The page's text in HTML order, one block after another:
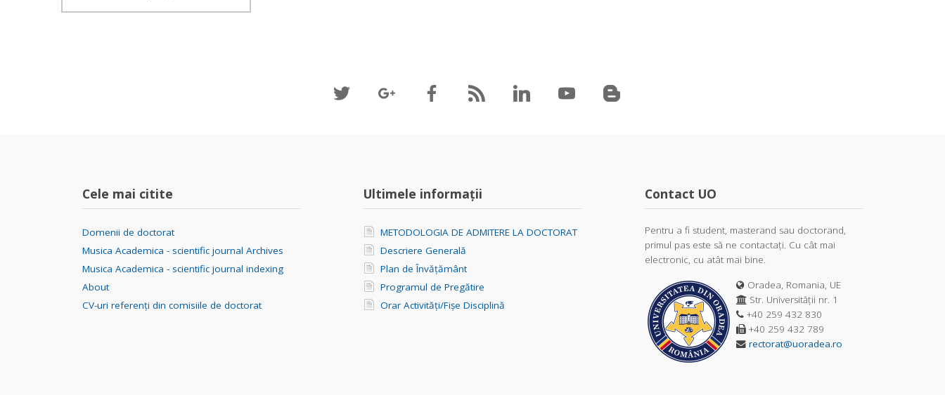
Cele mai citite
Domenii de doctorat
Musica Academica - scientific journal Archives
Musica Academica - scientific journal indexing
About
CV-uri referenți din comisiile de doctorat
Ultimele informații
METODOLOGIA DE ADMITERE LA DOCTORAT
Descriere Generală
Plan de Învățământ
Programul de Pregătire
Orar Activități/Fișe Disciplină
Contact UO
Pentru a fi student, masterand sau doctorand,
primul pas este să ne contactați. Cu cât mai
electronic, cu atât mai bine.
Oradea, Romania, UE
Str. Universității nr. 1
+40 259 432 830
+40 259 432 789
rectorat@uoradea.ro